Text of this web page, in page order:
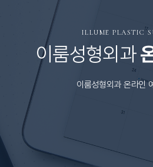
ILLUME PLASTIC
이룸성형외과
이룸성형외과 온라인